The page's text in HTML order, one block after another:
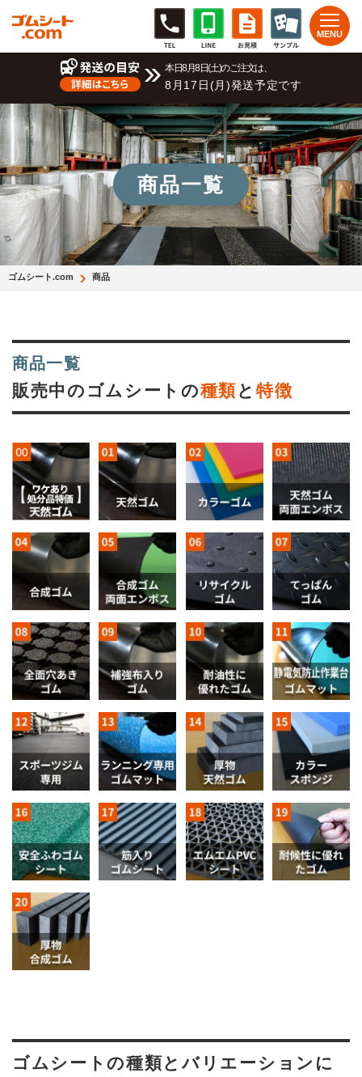
本日8月8日(土)のご注文は、
8月17日(月)発送予定です
商品一覧
ゴムシート.com 商品
商品一覧
販売中のゴムシートの種類と 特徴
ゴムシートの種類とバリエーションに